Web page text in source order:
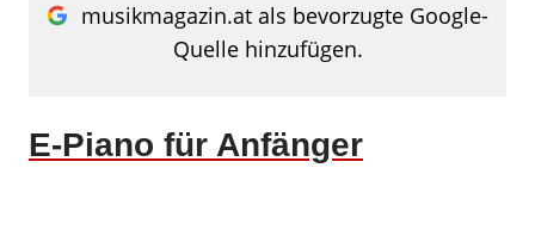
musikmagazin.at als bevorzugte Google-
Quelle hinzufügen.
E-Piano für Anfänger